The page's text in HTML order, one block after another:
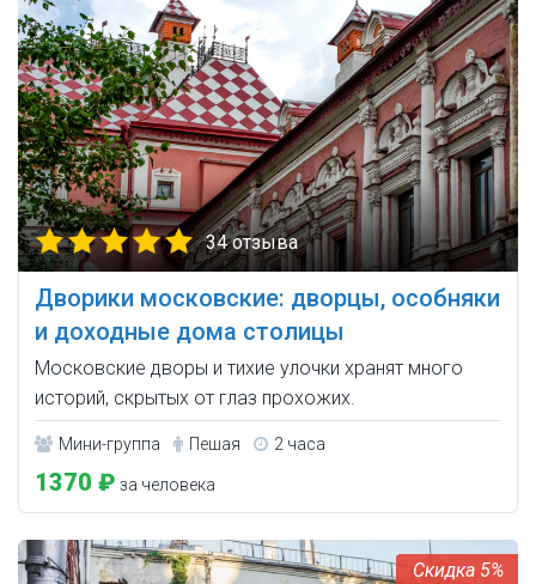
34 отзыва
Дворики московские: дворцы, особняки
и доходные дома столицы
Московские дворы и тихие улочки хранят много
историй, скрытых от глаз прохожих.
Мини-группа Пешая 2 часа
1370 ₽ за человека
5%